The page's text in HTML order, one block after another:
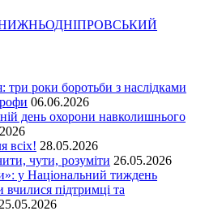
три роки боротьби з наслідками
06.06.2026
день охорони навколишнього
всіх! 28.05.2026
чути, розуміти 26.05.2026
у Національний тиждень
вчилися підтримці та
25.05.2026